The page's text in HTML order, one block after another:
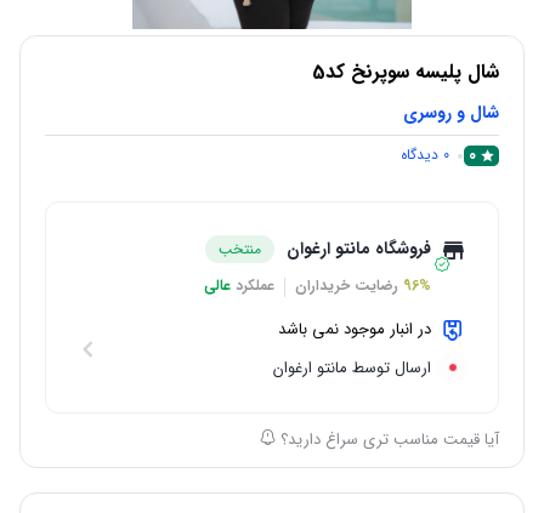
شال پلیسه سوپرنخ کد5
شال و روسری
0
0 دیدگاه
فروشگاه مانتو ارغوان
منتخب
96% رضایت خریداران عملکرد عالی
در انبار موجود نمی باشد
ارسال توسط مانتو ارغوان
آیا قیمت مناسب تری سراغ دارید؟